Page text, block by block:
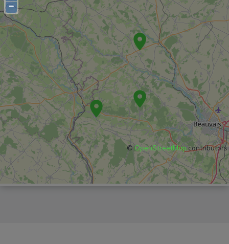
−
©OpenStreetMap contributors